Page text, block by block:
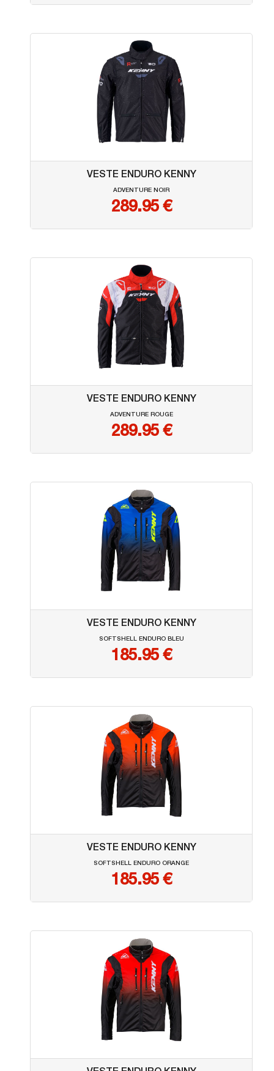
VESTE ENDURO KENNY
ADVENTURE NOIR
289.95€
VESTE ENDURO KENNY
ADVENTURE ROUGE
289.95€
VESTE ENDURO KENNY
SOFTSHELL ENDURO BLEU
185.95€
VESTE ENDURO KENNY
SOFTSHELL ENDURO ORANGE
185.95€